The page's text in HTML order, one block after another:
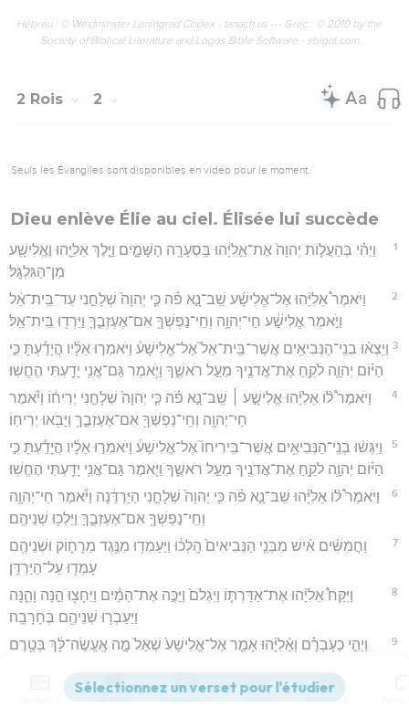
Hébreu : © Westminster Leningrad Codex - tanach.us --- Grec : © 2010 by the
Society of Biblical Literature and Logos Bible Software - sblgnt.com
2 Rois 2
Seuls les Évangiles sont disponibles en vidéo pour le moment.
Dieu enlève Élie au ciel. Élisée lui succède
1
וַיְהִ֗י בְּהַעֲל֤וֹת יְהוָה֙ אֶת־אֵ֣לִיָּ֔הוּ בַּֽסְעָרָ֖ה הַשָּׁמָ֑יִם וַיֵּ֧לֶךְ אֵלִיָּ֛הוּ וֶאֱלִישָׁ֖ע
מִן־הַגִּלְגָּֽל׃
2
וַיֹּאמֶר֩ אֵלִיָּ֨הוּ אֶל־אֱלִישָׁ֜ע שֵֽׁב־נָ֣א פֹ֗ה כִּ֤י יְהוָה֙ שְׁלָחַ֣נִי עַד־בֵּֽית־אֵ֔ל
וַיֹּ֣אמֶר אֱלִישָׁ֔ע חַי־יְהוָ֥ה וְחֵֽי־נַפְשְׁךָ֖ אִם־אֶעֶזְבֶ֑ךָּ וַיֵּרְד֖וּ בֵּֽית־אֵֽל׃
3 וַיֵּצְא֨וּ בְנֵֽי־הַנְּבִיאִ֥ים אֲשֶׁר־בֵּֽית־אֵל֮ אֶל־אֱלִישָׁע֒ וַיֹּאמְר֣וּ אֵלָ֔יו הֲיָדַ֕עְתָּ כִּ֣י
הַיּ֗וֹם יְהוָ֛ה לֹקֵ֥חַ אֶת־אֲדֹנֶ֖יךָ מֵעַ֣ל רֹאשֶׁ֑ךָ וַיֹּ֛אמֶר גַּם־אֲנִ֥י יָדַ֖עְתִּי הֶחֱשֽׁוּ׃
4
וַיֹּאמֶר֩ ל֨וֹ אֵלִיָּ֜הוּ אֱלִישָׁ֣ע ׀ שֵֽׁב־נָ֣א פֹ֗ה כִּ֤י יְהוָה֙ שְׁלָחַ֣נִי יְרִיח֔וֹ וַיֹּ֕אמֶר
חַי־יְהוָ֥ה וְחֵֽי־נַפְשְׁךָ֖ אִם־אֶעֶזְבֶ֑ךָּ וַיָּבֹ֖אוּ יְרִיחֽוֹ׃
5
וַיִּגְּשׁ֨וּ בְנֵֽי־הַנְּבִיאִ֥ים אֲשֶׁר־בִּֽירִיחוֹ֮ אֶל־אֱלִישָׁע֒ וַיֹּאמְר֣וּ אֵלָ֔יו הֲיָדַ֕עְתָּ כִּ֣י
הַיּ֗וֹם יְהוָ֛ה לֹקֵ֥חַ אֶת־אֲדֹנֶ֖יךָ מֵעַ֣ל רֹאשֶׁ֑ךָ וַיֹּ֛אמֶר גַּם־אֲנִ֥י יָדַ֖עְתִּי הֶחֱשֽׁוּ׃
6
וַיֹּאמֶר֩ ל֨וֹ אֵלִיָּ֜הוּ שֵֽׁב־נָ֣א פֹ֗ה כִּ֤י יְהוָה֙ שְׁלָחַ֣נִי הַיַּרְדֵּ֔נָה וַיֹּ֕אמֶר חַי־יְהוָ֥ה
וְחֵֽי־נַפְשְׁךָ֖ אִם־אֶעֶזְבֶ֑ךָּ וַיֵּלְכ֖וּ שְׁנֵיהֶֽם׃
7
וַחֲמִשִּׁ֨ים אִ֜ישׁ מִבְּנֵ֤י הַנְּבִיאִים֙ הָֽלְכ֔וּ וַיַּעַמְד֥וּ מִנֶּ֖גֶד מֵרָח֑וֹק וּשְׁנֵיהֶ֖ם
עָמְד֥וּ עַל־הַיַּרְדֵּֽן׃
8
וַיִּקַּח֩ אֵלִיָּ֨הוּ אֶת־אַדַּרְתּ֤וֹ וַיִּגְלֹם֙ וַיַּכֶּ֣ה אֶת־הַמַּ֔יִם וַיֵּחָצ֖וּ הֵ֣נָּה וָהֵ֑נָּה
וַיַּעַבְר֥וּ שְׁנֵיהֶ֖ם בֶּחָרָבָֽה׃
9
וַיְהִ֣י כְעָבְרָ֗ם וְאֵ֨לִיָּ֜הוּ אָמַ֤ר אֶל־אֱלִישָׁע֙ שְׁאַל֙ מָ֣ה אֶֽעֱשֶׂה־לָּ֔ךְ בְּטֶ֖רֶם
וַיֹּ֖אמֶר הִקְשִׁ֣יתָ לִשְׁא֑וֹל אִם־תִּרְאֶ֨ה אֹתִ֜י לֻקָּ֤ח מֵֽאִתָּךְ֙ יְהִֽי־לְךָ֣ כֵ֔ן
Versions Commentaires Strong